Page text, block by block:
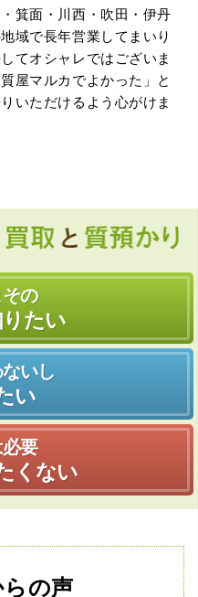
箕面・川西・吹田・伊丹
域で長年営業してまいり
てオシャレではございま
屋マルカでよかった」と
いただけるよう心がけま
の
たい
いし
い
要
くない
の声